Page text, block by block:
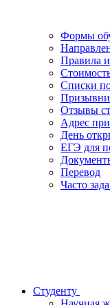
Формы
Правила
Списки
Отзывы
Адрес
День
ЕГЭ для
Перевод
Часто
Студенту